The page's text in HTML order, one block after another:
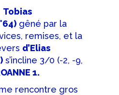
Tobias
gêné par la
remises, et la
d’Elias
s’incline 3/0 (-2, -9,
1.
rencontre gros